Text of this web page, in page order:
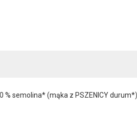
semolina* (mąka z PSZENICY